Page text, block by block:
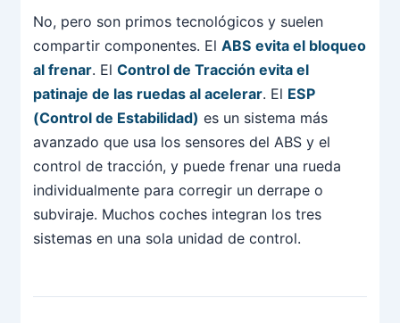
No, pero son primos tecnológicos y suelen
compartir componentes. ElABS evita el bloqueo
al frenar. ElControl de Tracción evita el
patinaje de las ruedas al acelerar. El ESP
(Control de Estabilidad) es un sistema más
avanzado que usa los sensores del ABS y el
control de tracción, y puede frenar una rueda
individualmente para corregir un derrape o
subviraje. Muchos coches integran los tres
sistemas en una sola unidad de control.